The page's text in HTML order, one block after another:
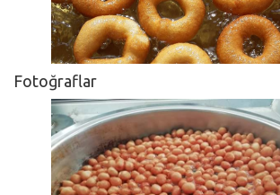
Fotoğraflar